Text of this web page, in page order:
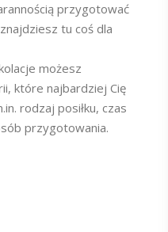
przygotować
tu coś dla
możesz
które najbardziej Cię
rodzaj posiłku, czas
przygotowania.